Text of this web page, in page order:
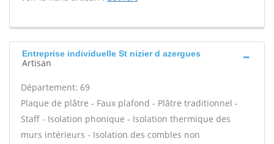
Entreprise individuelle St nizier d azergues
Artisan
Département: 69
Plaque de plâtre - Faux plafond - Plâtre traditionnel -
Staff - Isolation phonique - Isolation thermique des
murs intérieurs - Isolation des combles non